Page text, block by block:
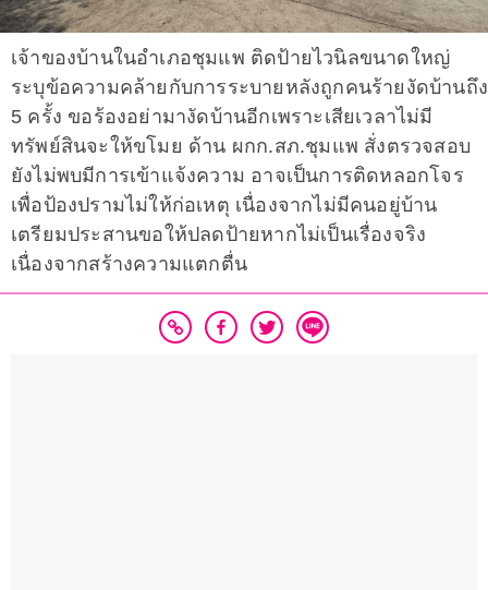
เจ้าของบ้านในอำเภอชุมแพ ติดป้ายไวนิลขนาดใหญ่
ระบุข้อความคล้ายกับการระบายหลังถูกคนร้ายงัดบ้านถึง
5 ครั้ง ขอร้องอย่ามางัดบ้านอีกเพราะเสียเวลาไม่มี
ทรัพย์สินจะให้ขโมย ด้าน ผกก.สภ.ชุมแพ สั่งตรวจสอบ
ยังไม่พบมีการเข้าแจ้งความ อาจเป็นการติดหลอกโจร
เพื่อป้องปรามไม่ให้ก่อเหตุ เนื่องจากไม่มีคนอยู่บ้าน
เตรียมประสานขอให้ปลดป้ายหากไม่เป็นเรื่องจริง
เนื่องจากสร้างความแตกตื่น